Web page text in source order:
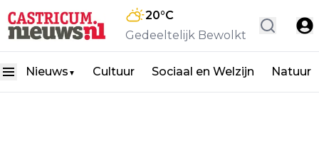
20°C
Gedeeltelijk Bewolkt
Nieuws ▼ Cultuur Sociaal en Welzijn Natuur